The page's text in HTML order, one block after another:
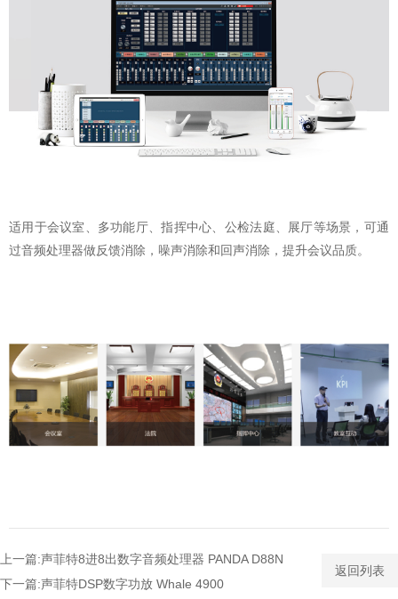
适用于会议室、多功能厅、指挥中心、公检法庭、展厅等场景，可通
过音频处理器做反馈消除，噪声消除和回声消除，提升会议品质。
上一篇:声菲特8进8出数字音频处理器 PANDA D88N
下一篇:声菲特DSP数字功放 Whale 4900
返回列表